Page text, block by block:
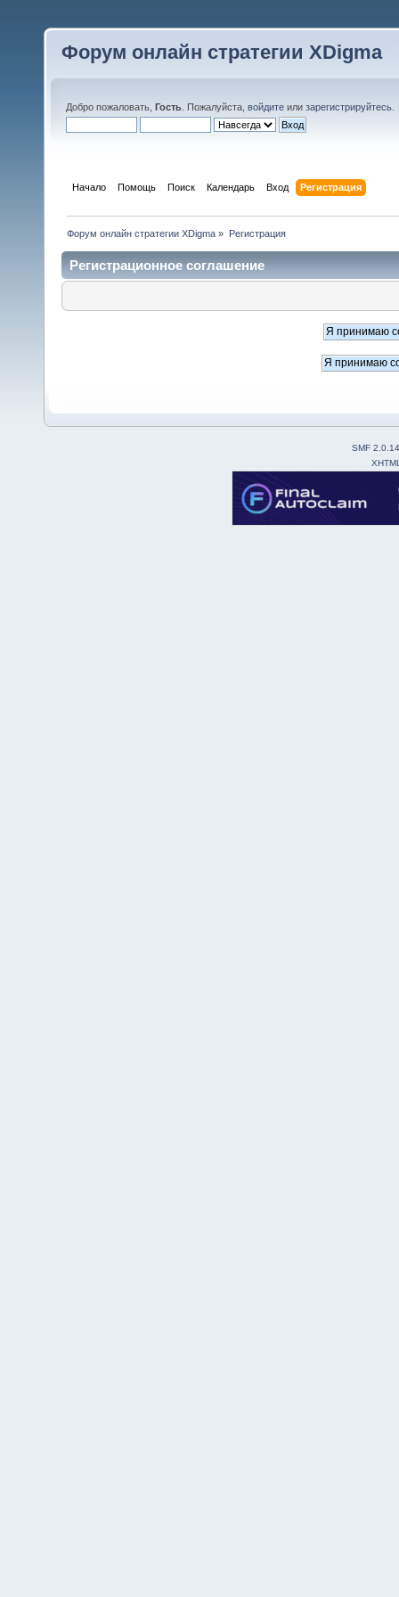
Форум онлайн стратегии XDigma
Добро пожаловать, Гость . Пожалуйста, войдите или зарегистрируйтесь
Начало Помощь Поиск Календарь Вход Регистрация
Форум онлайн стратегии XDigma » Регистрация
Регистрационное соглашение
SMF 2.0.14